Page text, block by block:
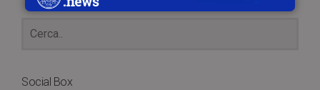
Social Box